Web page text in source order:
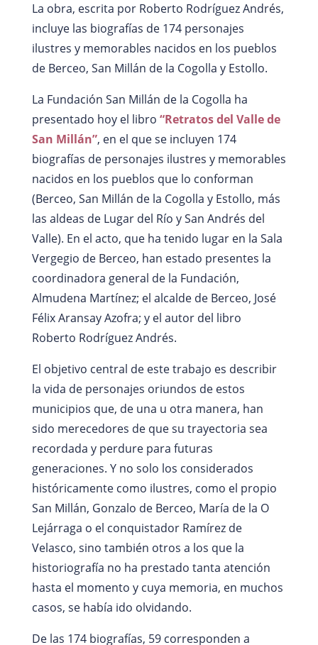
La obra, escrita por Roberto Rodríguez Andrés,
incluye las biografías de 174 personajes
ilustres y memorables nacidos en los pueblos
de Berceo, San Millán de la Cogolla y Estollo.
La Fundación San Millán de la Cogolla ha
presentado hoy el libro “Retratos del Valle de
San Millán”, en el que se incluyen 174
biografías de personajes ilustres y memorables
nacidos en los pueblos que lo conforman
(Berceo, San Millán de la Cogolla y Estollo, más
las aldeas de Lugar del Río y San Andrés del
Valle). En el acto, que ha tenido lugar en la Sala
Vergegio de Berceo, han estado presentes la
coordinadora general de la Fundación,
Almudena Martínez; el alcalde de Berceo, José
Félix Aransay Azofra; y el autor del libro
Roberto Rodríguez Andrés.
El objetivo central de este trabajo es describir
la vida de personajes oriundos de estos
municipios que, de una u otra manera, han
sido merecedores de que su trayectoria sea
recordada y perdure para futuras
generaciones. Y no solo los considerados
históricamente como ilustres, como el propio
San Millán, Gonzalo de Berceo, María de la O
Lejárraga o el conquistador Ramírez de
Velasco, sino también otros a los que la
historiografía no ha prestado tanta atención
hasta el momento y cuya memoria, en muchos
casos, se había ido olvidando.
De las 174 biografías, 59 corresponden a